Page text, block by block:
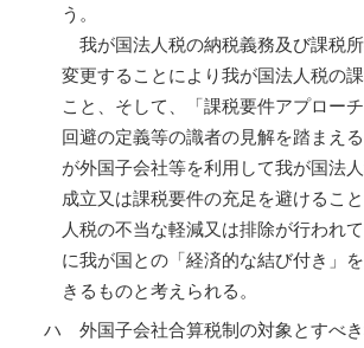
う。
我が国法人税の納税義務及び課税
変更することにより我が国法人税の
こと、そして、「課税要件アプロー
回避の定義等の識者の見解を踏まえ
が外国子会社等を利用して我が国法
成立又は課税要件の充足を避けるこ
人税の不当な軽減又は排除が行われ
に我が国との「経済的な結び付き」
きるものと考えられる。
ハ 外国子会社合算税制の対象とすべ